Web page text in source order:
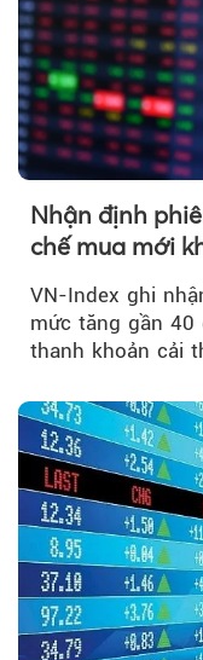
Nhận định
chế mua mới
VN-Index ghi
mức tăng gần 40
thanh khoản cải